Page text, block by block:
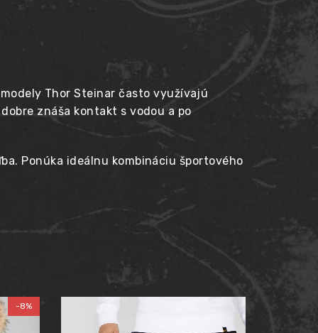
Thor Steinar často využívajú
znáša kontakt s vodou a po
Ponúka ideálnu kombináciu športového
-8%